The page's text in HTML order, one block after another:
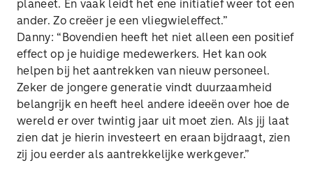
planeet. En vaak leidt het ene initiatief weer tot een
ander. Zo creëer je een vliegwieleffect.”
Danny: “Bovendien heeft het niet alleen een positief
effect op je huidige medewerkers. Het kan ook
helpen bij het aantrekken van nieuw personeel.
Zeker de jongere generatie vindt duurzaamheid
belangrijk en heeft heel andere ideeën over hoe de
wereld er over twintig jaar uit moet zien. Als jij laat
zien dat je hierin investeert en eraan bijdraagt, zien
zij jou eerder als aantrekkelijke werkgever.”